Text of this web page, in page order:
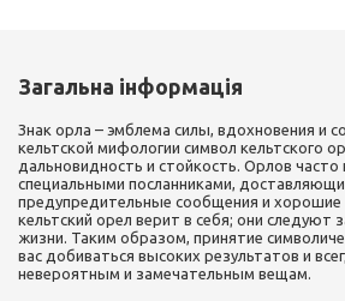
Загальна інформація
Знак орла – эмблема силы, вдохновения и
кельтской мифологии символ кельтского
дальновидность и стойкость. Орлов
специальными посланниками,
предупредительные сообщения и хорошие
кельтский орел верит в себя; они следуют
жизни. Таким образом, принятие
вас добиваться высоких результатов и
невероятным и замечательным вещам.